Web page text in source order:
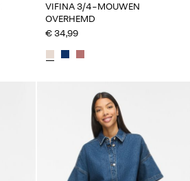
VIFINA 3/4-MOUWEN
OVERHEMD
€ 34,99